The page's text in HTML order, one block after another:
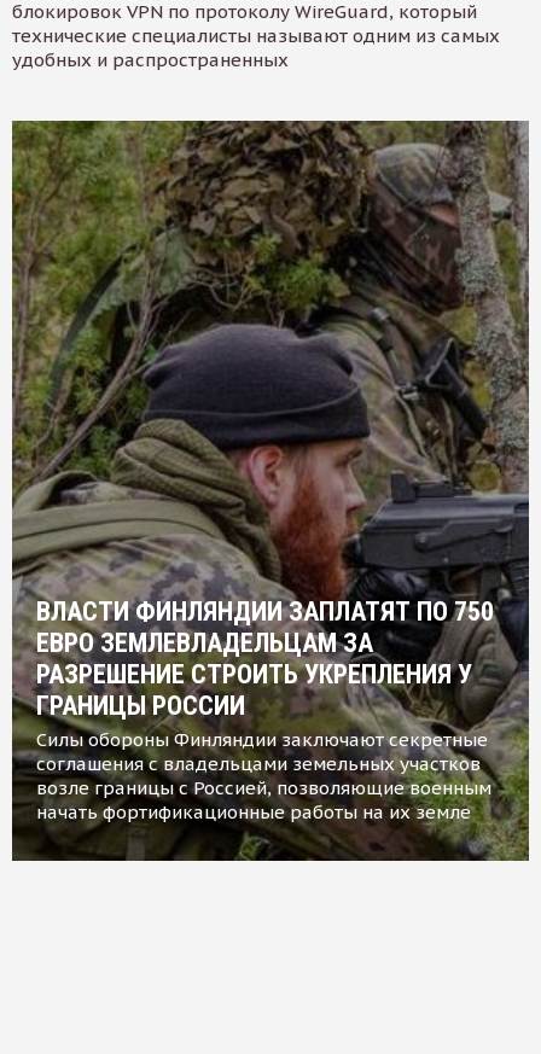
блокировок VPN по протоколу WireGuard, который
технические специалисты называют одним из самых
удобных и распространенных
ВЛАСТИ ФИНЛЯНДИИ ЗАПЛАТЯТ ПО 750
ЕВРО ЗЕМЛЕВЛАДЕЛЬЦАМ ЗА
РАЗРЕШЕНИЕ СТРОИТЬ УКРЕПЛЕНИЯ У
ГРАНИЦЫ РОССИИ
Силы обороны Финляндии заключают секретные
соглашения с владельцами земельных участков
возле границы с Россией, позволяющие военным
начать фортификационные работы на их земле